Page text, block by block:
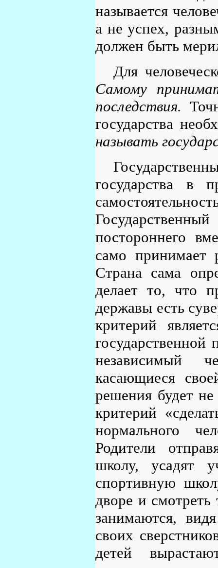
называется
а не успех,
должен быть
Для
Самому
последствия.
государства
называть
государства в
постороннего
само
Страна сама
делает то, что
державы есть
критерий
независимый
касающиеся
решения будет
критерий
нормального
Родители
школу, усадят
спортивную
дворе и смотреть
занимаются,
своих
детей